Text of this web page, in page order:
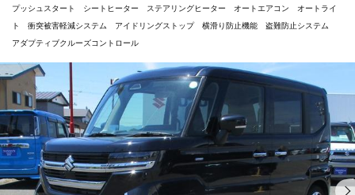
プッシュスタート シートヒーター ステアリングヒーター オートエアコン オートライ
ト 衝突被害軽減システム アイドリングストップ 横滑り防止機能 盗難防止システム
アダプティブクルーズコントロール